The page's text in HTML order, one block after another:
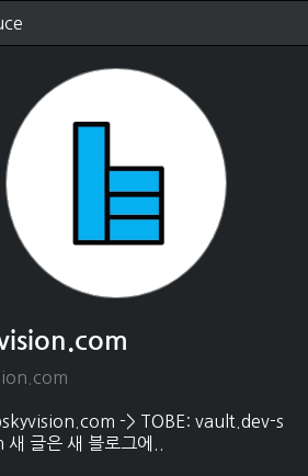
-> TOBE: vault.dev-s
글은 새 블로그에..
태그 관리 글쓰기
Dev
(330)
shell script
(4)
javascript(54)
HTML, CSS
matlab(37)
DB
(88)
SQL(80)
MongoDB
(31)
vscode(21)